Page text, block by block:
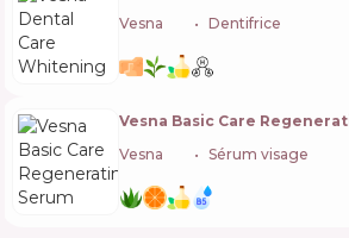
Vesna
Dentifrice
Vesna Basic Care
Vesna
Sérum visage